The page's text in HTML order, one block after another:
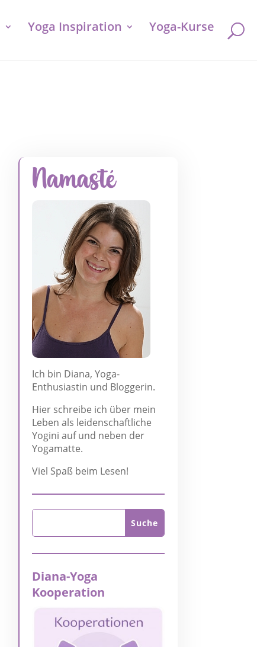
Yoga Inspiration Yoga-Kurse
Namasté
Ich bin Diana, Yoga-
Enthusiastin und Bloggerin.
Hier schreibe ich über mein
Leben als leidenschaftliche
Yogini auf und neben der
Yogamatte.
Viel Spaß beim Lesen!
Diana-Yoga
Kooperation